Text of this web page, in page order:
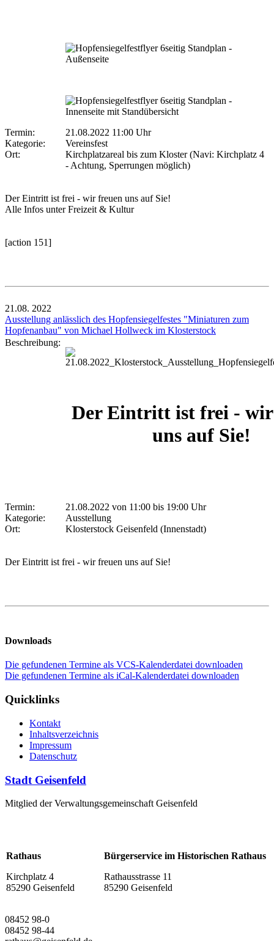
Termin:
21.08.2022 11:00 Uhr
Kategorie:
Vereinsfest
Ort:
Kirchplatzareal bis zum Kloster (Navi: Kirchplatz 4
- Achtung, Sperrungen möglich)
Der Eintritt ist frei - wir freuen uns auf Sie!
Alle Infos unter Freizeit & Kultur
[action 151]
21.08. 2022
Ausstellung anlässlich des Hopfensiegelfestes "Miniaturen zum
Hopfenanbau" von Michael Hollweck im Klosterstock
Beschreibung:
Der Eintritt ist frei -
uns auf Sie!
Termin: 21.08.2022 von 11:00 bis 19:00 Uhr
Kategorie:
Ausstellung
Ort:
Klosterstock Geisenfeld (Innenstadt)
Der Eintritt ist frei - wir freuen uns auf Sie!
Downloads
Die gefundenen Termine als VCS-Kalenderdatei downloaden
Die gefundenen Termine als iCal-Kalenderdatei downloaden
Quicklinks
Kontakt
Inhaltsverzeichnis
Impressum
Datenschutz
Stadt Geisenfeld
Mitglied der Verwaltungsgemeinschaft Geisenfeld
Rathaus
Kirchplatz 4
85290 Geisenfeld
Bürgerservice im Historischen Rathaus
Rathausstrasse 11
85290 Geisenfeld
08452 98-0
08452 98-44